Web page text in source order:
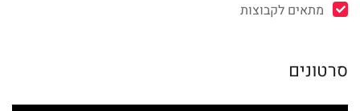
מתאים לקבוצות
סרטונים